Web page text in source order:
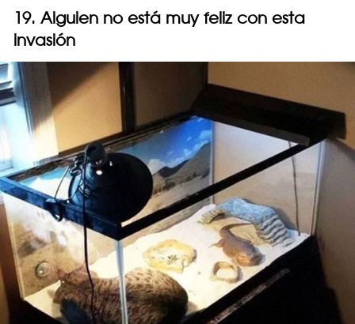
19. Alguien no está muy feliz con esta
invasión